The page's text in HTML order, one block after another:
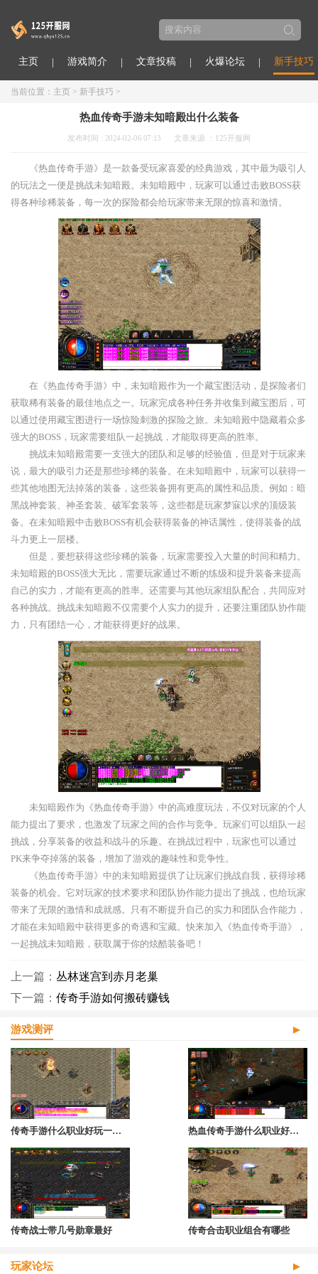
主页 游戏简介 文章投稿 火爆论坛 新手技巧
当前位置： 主页 > 新手技巧 >
热血传奇手游未知暗殿出什么装备
发布时间 : 2024-02-06 07:13 文章来源 ：125开服网
《热血传奇手游》是一款备受玩家喜爱的经典游戏，其中最为吸引人
的玩法之一便是挑战未知暗殿。未知暗殿中，玩家可以通过击败BOSS获
得各种珍稀装备，每一次的探险都会给玩家带来无限的惊喜和激情。
在《热血传奇手游》中，未知暗殿作为一个藏宝图活动，是探险者们
获取稀有装备的最佳地点之一。玩家完成各种任务并收集到藏宝图后，可
以通过使用藏宝图进行一场惊险刺激的探险之旅。未知暗殿中隐藏着众多
强大的BOSS，玩家需要组队一起挑战，才能取得更高的胜率。
挑战未知暗殿需要一支强大的团队和足够的经验值，但是对于玩家来
说，最大的吸引力还是那些珍稀的装备。在未知暗殿中，玩家可以获得一
些其他地图无法掉落的装备，这些装备拥有更高的属性和品质。例如：暗
黑战神套装、神圣套装、破军套装等，这些都是玩家梦寐以求的顶级装
备。在未知暗殿中击败BOSS有机会获得装备的神话属性，使得装备的战
斗力更上一层楼。
但是，要想获得这些珍稀的装备，玩家需要投入大量的时间和精力。
未知暗殿的BOSS强大无比，需要玩家通过不断的练级和提升装备来提高
自己的实力，才能有更高的胜率。还需要与其他玩家组队配合，共同应对
各种挑战。挑战未知暗殿不仅需要个人实力的提升，还要注重团队协作能
力，只有团结一心，才能获得更好的战果。
未知暗殿作为《热血传奇手游》中的高难度玩法，不仅对玩家的个人
能力提出了要求，也激发了玩家之间的合作与竞争。玩家们可以组队一起
挑战，分享装备的收益和战斗的乐趣。在挑战过程中，玩家也可以通过
PK来争夺掉落的装备，增加了游戏的趣味性和竞争性。
《热血传奇手游》中的未知暗殿提供了让玩家们挑战自我，获得珍稀
装备的机会。它对玩家的技术要求和团队协作能力提出了挑战，也给玩家
带来了无限的激情和成就感。只有不断提升自己的实力和团队合作能力，
才能在未知暗殿中获得更多的奇遇和宝藏。快来加入《热血传奇手游》，
一起挑战未知暗殿，获取属于你的炫酷装备吧！
上一篇： 丛林迷宫到赤月老巢
下一篇： 传奇手游如何搬砖赚钱
游戏测评
传奇手游什么职业好玩一点的游戏 热血传奇手游什么职业好一点
传奇战士带几号勋章最好 传奇合击职业组合有哪些
玩家论坛